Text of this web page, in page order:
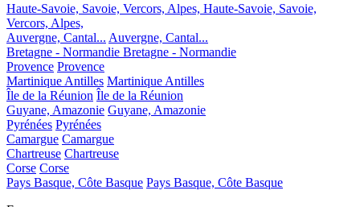
Haute-Savoie, Savoie, Vercors, Alpes, Haute-Savoie, Savoie,
Vercors, Alpes,
Auvergne, Cantal... Auvergne, Cantal...
Bretagne - Normandie Bretagne - Normandie
Provence Provence
Martinique Antilles Martinique Antilles
Île de la Réunion Île de la Réunion
Guyane, Amazonie Guyane, Amazonie
Pyrénées Pyrénées
Camargue Camargue
Chartreuse Chartreuse
Corse Corse
Pays Basque, Côte Basque Pays Basque, Côte Basque